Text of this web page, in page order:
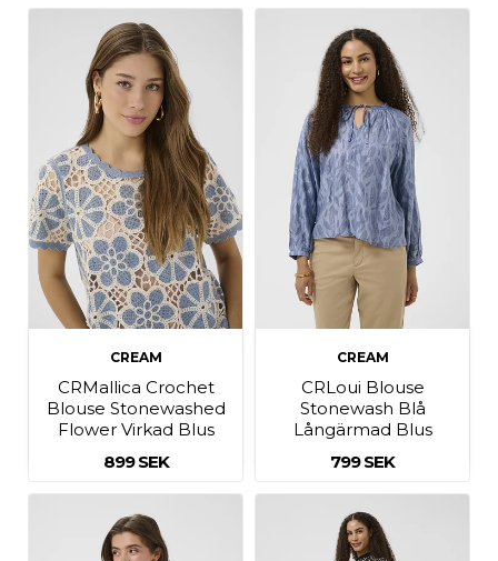
CREAM
CRMallica Crochet
Blouse Stonewashed
Flower Virkad Blus
899 SEK
CREAM
CRLoui Blouse
Stonewash Blå
Långärmad Blus
799 SEK